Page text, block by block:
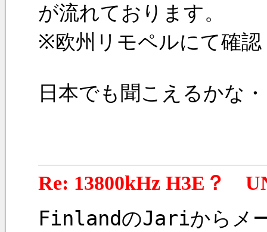
が流れております。
※欧州リモペルにて確認
日本でも聞こえるかな
Re: 13800kHz H3E？
FinlandのJariからメー